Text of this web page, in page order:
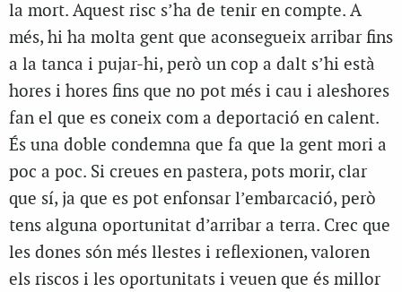
la mort. Aquest risc s’ha de tenir en compte. A
més, hi ha molta gent que aconsegueix arribar fins
a la tanca i pujar-hi, però un cop a dalt s’hi està
hores i hores fins que no pot més i cau i aleshores
fan el que es coneix com a deportació en calent.
És una doble condemna que fa que la gent mori a
poc a poc. Si creues en pastera, pots morir, clar
que sí, ja que es pot enfonsar l’embarcació, però
tens alguna oportunitat d’arribar a terra. Crec que
les dones són més llestes i reflexionen, valoren
els riscos i les oportunitats i veuen que és millor